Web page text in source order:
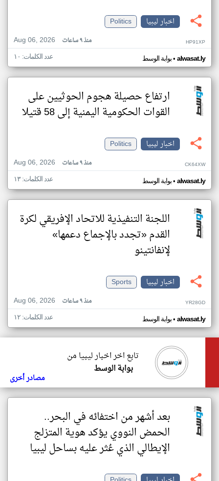
اخبار ليبيا
Politics
Aug 06, 2026
منذ ٩ ساعات HP91XP
بوابة الوسط• alwasat.ly عدد الكلمات: ١٠
ارتفاع حصيلة هجوم الحوثيين على
القوات الحكومية اليمنية إلى 58 قتيلا
اخبار ليبيا
Politics
Aug 06, 2026
منذ ٩ ساعات CK64XW
بوابة الوسط• alwasat.ly عدد الكلمات: ١٣
اللجنة التنفيذية للاتحاد الإفريقي لكرة
القدم «تجدد بالإجماع دعمها»
لإنفانتينو
اخبار ليبيا
Sports
Aug 06, 2026
منذ ٩ ساعات YR28GD
بوابة الوسط• alwasat.ly عدد الكلمات: ١٢
تابع اخر اخبار ليبيا من
بوابة الوسط
مصادر أخرى
بعد أشهر من اختفائه في البحر..
الحمض النووي يؤكد هوية المتزلج
الإيطالي الذي عُثر عليه بساحل ليبيا